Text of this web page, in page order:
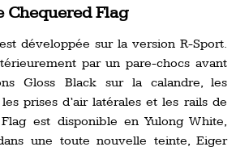
Chequered Flag
développée sur la version R-Sport.
par un pare-chocs avant
Gloss Black sur la calandre, les
prises d’air latérales et les rails de
est disponible en Yulong White,
une toute nouvelle teinte, Eiger